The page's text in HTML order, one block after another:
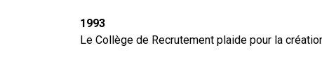
1993
Le Collège de Recrutement plaide pour la